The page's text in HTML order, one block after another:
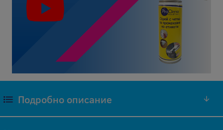
Подробно описание